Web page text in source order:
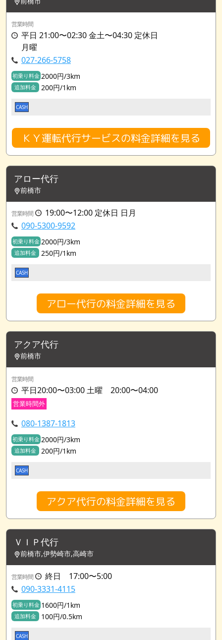
営業時間
平日 21:00〜02:30 金土〜04:30 定休日
月曜
027-266-5758
初乗り料金 2000円/3km
追加料金 200円/1km
CASH
ＫＹ運転代行サービスの料金詳細を見る
アロー代行
前橋市
営業時間
19:00〜12:00 定休日 日月
090-5300-9592
初乗り料金 2000円/3km
追加料金 250円/1km
CASH
アロー代行の料金詳細を見る
アクア代行
前橋市
営業時間
平日20:00〜03:00 土曜 20:00〜04:00
営業時間外
080-1387-1813
初乗り料金 2000円/3km
追加料金 200円/1km
CASH
アクア代行の料金詳細を見る
ＶＩＰ代行
前橋市,伊勢崎市,高崎市
営業時間
終日 17:00〜5:00
090-3331-4115
初乗り料金 1600円/1km
追加料金 100円/0.5km
CASH